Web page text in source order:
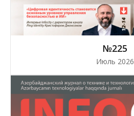
№225
Июль 2026